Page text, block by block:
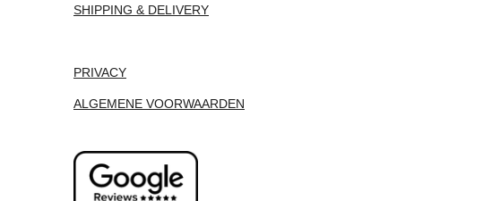
SHIPPING & DELIVERY
PRIVACY
ALGEMENE VOORWAARDEN